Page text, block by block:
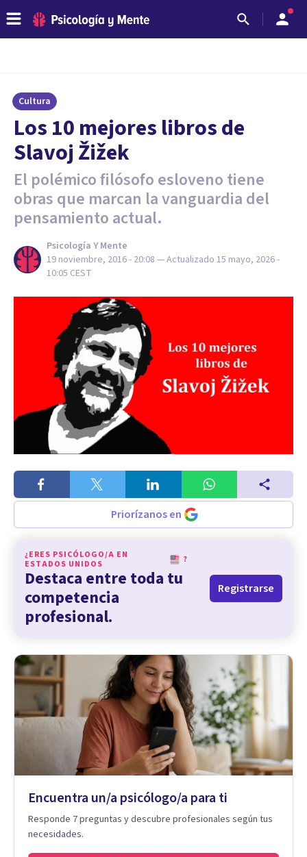
Cultura
​Los 10 mejores libros de
Slavoj Žižek
El polémico filósofo esloveno tiene
obras que marcan la vanguardia del
pensamiento actual.
Psicología Y Mente
19 noviembre, 2016 - 20:08 — Actualizado 15 mayo, 2026 -
10:05 CEST
Priorízanos en
¿ERES PSICÓLOGO/A EN
ESTADOS UNIDOS
?
Destaca entre toda tu
competencia
profesional.
Registrarse
Encuentra un/a psicólogo/a para ti
Responde 7 preguntas y descubre profesionales según tus
necesidades.